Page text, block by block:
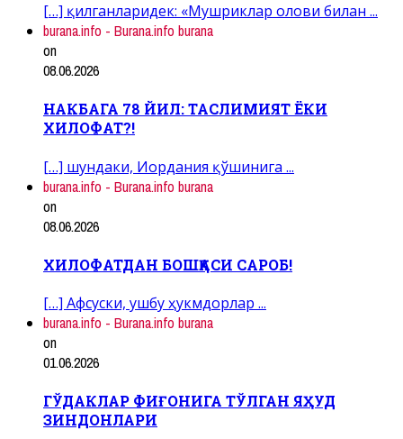
[…] қилганларидек: «Мушриклар олови билан ...
burana.info - Burana.info burana
on
08.06.2026
НАКБАГА 78 ЙИЛ: ТАСЛИМИЯТ ЁКИ
ХИЛОФАТ?!
[…] шундаки, Иордания қўшинига ...
burana.info - Burana.info burana
on
08.06.2026
ХИЛОФАТДАН БОШҚАСИ САРОБ!
[…] Афсуски, ушбу ҳукмдорлар ...
burana.info - Burana.info burana
on
01.06.2026
ГЎДАКЛАР ФИҒОНИГА ТЎЛГАН ЯҲУД
ЗИНДОНЛАРИ